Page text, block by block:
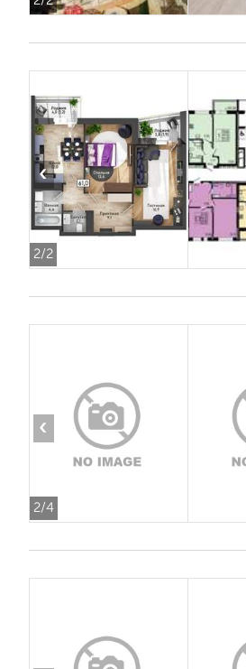
2/2
‹
2/4
‹